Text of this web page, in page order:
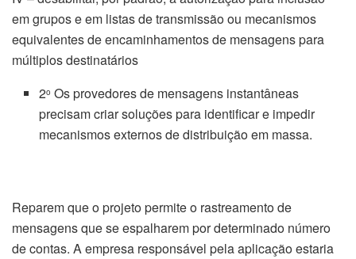
em grupos e em listas de transmissão ou mecanismos
equivalentes de encaminhamentos de mensagens para
múltiplos destinatários
2o Os provedores de mensagens instantâneas
precisam criar soluções para identificar e impedir
mecanismos externos de distribuição em massa.
Reparem que o projeto permite o rastreamento de
mensagens que se espalharem por determinado número
de contas. A empresa responsável pela aplicação estaria